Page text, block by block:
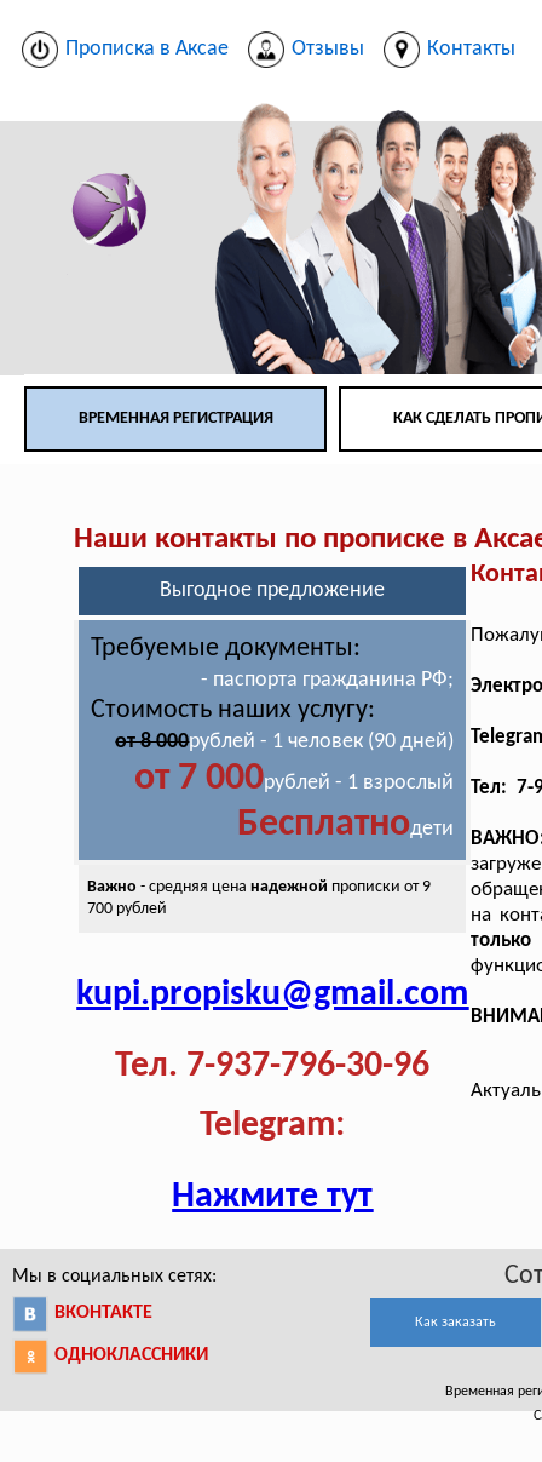
Прописка в Аксае Отзывы Контакты
ВРЕМЕННАЯ РЕГИСТРАЦИЯ КАК СДЕЛАТЬ
Наши контакты по прописке в
Выгодное предложение
Требуемые документы:
- паспорта гражданина РФ;
Стоимость наших услугу:
от 8 000рублей - 1 человек (90 дней)
от 7 000рублей - 1 взрослый
Бесплатнодети
Важно - средняя цена надежной прописки от 9
700 рублей
kupi.propisku@gmail.com
Тел. 7-937-796-30-96
Telegram:
Нажмите тут
Тел: 7-
на
Мы в социальных сетях:
ВКОНТАКТЕ
ОДНОКЛАССНИКИ
Как заказать
Временная